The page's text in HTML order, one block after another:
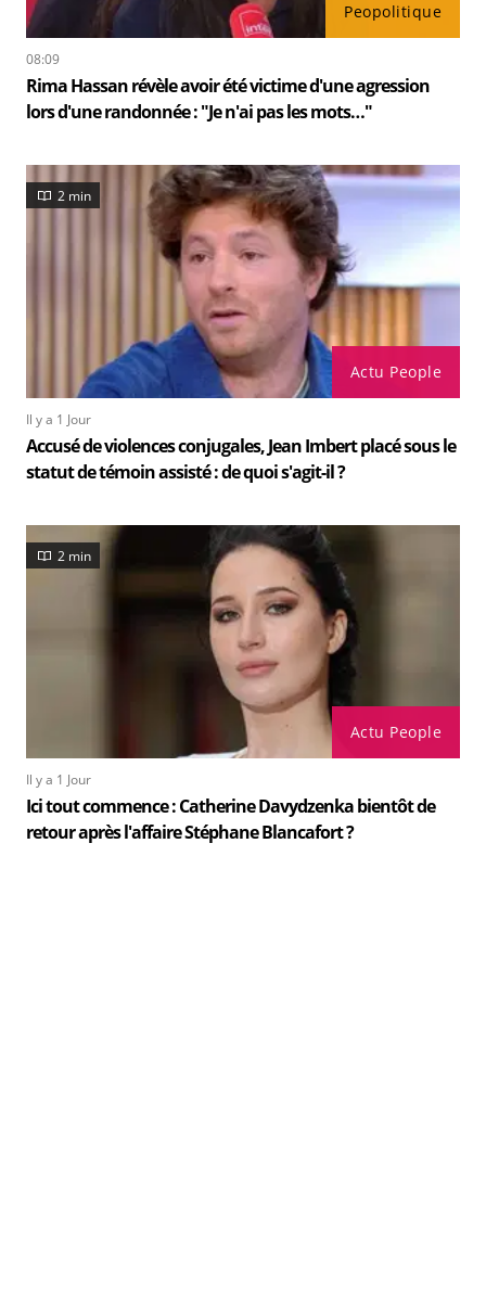
Peopolitique
08:09
Rima Hassan révèle avoir été victime d'une agression
lors d'une randonnée : "Je n'ai pas les mots…"
Actu People
2 min
Il y a 1 Jour
Accusé de violences conjugales, Jean Imbert placé sous le
statut de témoin assisté : de quoi s'agit-il ?
Actu People
2 min
Il y a 1 Jour
Ici tout commence : Catherine Davydzenka bientôt de
retour après l'affaire Stéphane Blancafort ?